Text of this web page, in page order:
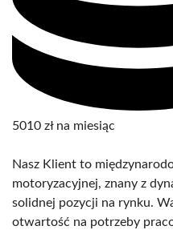
5010 zł na miesiąc
Nasz Klient to
motoryzacyjnej, znany z
solidnej pozycji na rynku.
otwartość na potrzeby